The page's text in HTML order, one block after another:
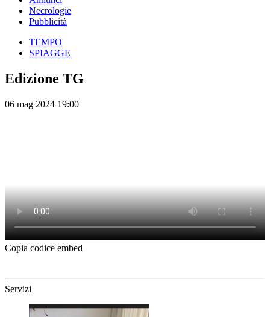
Necrologie
Pubblicità
TEMPO
SPIAGGE
Edizione TG
06 mag 2024 19:00
Copia codice embed
Servizi